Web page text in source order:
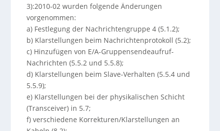
3):2010-02 wurden folgende Änderungen
vorgenommen:
a) Festlegung der Nachrichtengruppe 4 (5.1.2);
b) Klarstellungen beim Nachrichtenprotokoll (5.2);
c) Hinzufügen von E/A-Gruppensendeaufruf-
Nachrichten (5.5.2 und 5.5.8);
d) Klarstellungen beim Slave-Verhalten (5.5.4 und
5.5.9);
e) Klarstellungen bei der physikalischen Schicht
(Transceiver) in 5.7;
f) verschiedene Korrekturen/Klarstellungen an